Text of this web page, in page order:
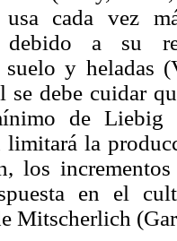
cada vez
debido a su
suelo y heladas
se debe cuidar
de Liebig
limitará la
los
en el
Mitscherlich